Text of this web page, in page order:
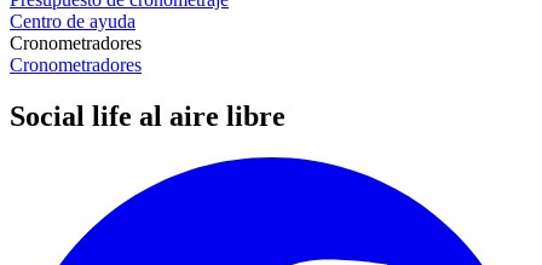
Centro de ayuda
Cronometradores
Cronometradores
Social life al aire libre